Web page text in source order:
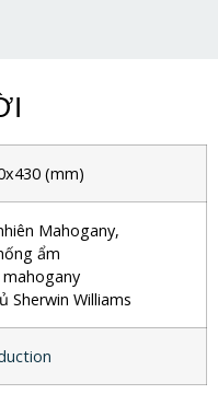
(mm)
Mahogany,
ẩm
mahogany
Sherwin Williams